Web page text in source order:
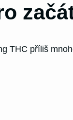
THC příliš